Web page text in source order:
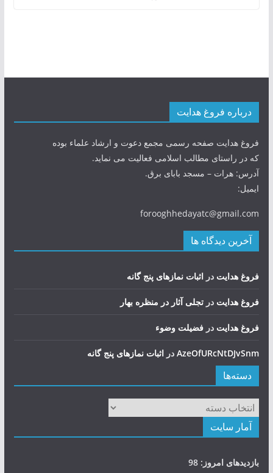
درباره فروغ هدایت
فروغ هدایت صفحه رسمی مجمع دعوت و ارشاد علماء بوده
که در راستای مطالب اسلامی فعالیت می نماید.
آدرس: هرات – مسجد بابای برق.
ایمیل:
forooghhedayatc@gmail.com
آخرین دیدگاه ها
فروغ هدایت در اثبات نمازهای پنج گانه
فروغ هدایت در تجلی آثار در منظره بهار
فروغ هدایت در فضيلت وضوء
AzeOfURcNtDJvSnmدر اثبات نمازهای پنج گانه
دسته‌ها
دسته‌ها
آمار سایت
بازدیدهای امروز: 98